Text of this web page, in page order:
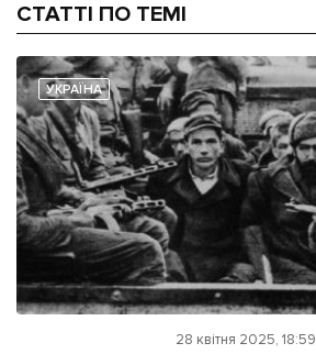
СТАТТІ ПО ТЕМІ
УКРАЇНА
28 квітня 2025, 18:59